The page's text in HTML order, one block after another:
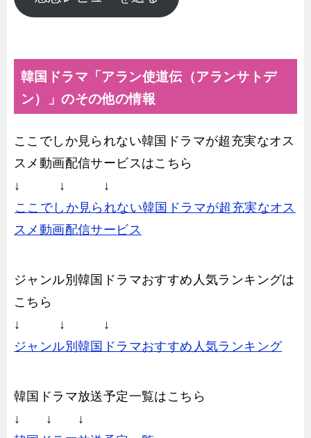
韓国ドラマ「アラン使道伝（アランサトデ
ン）」のその他の情報
ここでしか見られない韓国ドラマが超充実なオス
スメ動画配信サービスはこちら
↓ ↓ ↓
ここでしか見られない韓国ドラマが超充実なオス
スメ動画配信サービス
ジャンル別韓国ドラマおすすめ人気ランキングは
こちら
↓ ↓ ↓
ジャンル別韓国ドラマおすすめ人気ランキング
韓国ドラマ放送予定一覧はこちら
↓ ↓ ↓